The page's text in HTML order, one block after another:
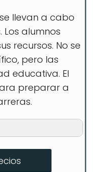
llevan a cabo
alumnos
recursos. No se
pero las
educativa. El
preparar a
Automotriz